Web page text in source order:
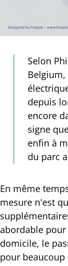
Selon
Belgium,
depuis
encore
signe
enfin à
du parc
En même
mesure n'est
abordable
domicile, le
pour beaucoup